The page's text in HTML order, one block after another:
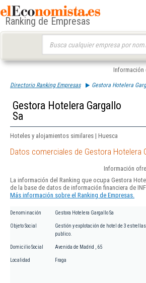
Ranking de Empresas
Directorio Ranking Empresas Gestora Hotelera
Gestora Hotelera Gargallo
Sa
Hoteles y alojamientos similares | Huesca
Datos comerciales de Gestora Hotelera
Información
La información del Ranking que ocupa Gestora
de la base de datos de información financiera de
Más información sobre el Ranking de Empresas.
Denominación Gestora Hotelera Gargallo Sa
Objeto Social
Gestión y explotación de hotel de 3
publico.
Domicilio Social Avenida de Madrid , 65
Localidad Fraga